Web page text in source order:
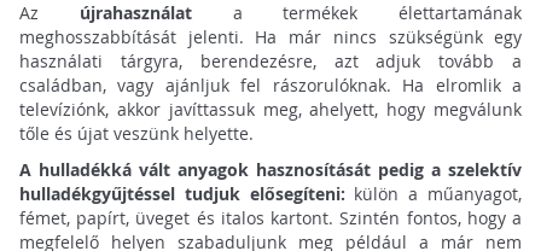
Az újrahasználata termékek élettartamának
meghosszabbítását jelenti. Ha már nincs szükségünk egy
használati tárgyra, berendezésre, azt adjuk tovább a
családban, vagy ajánljuk fel rászorulóknak. Ha elromlik a
televíziónk, akkor javíttassuk meg, ahelyett, hogy megválunk
tőle és újat veszünk helyette.
A hulladékká vált anyagok hasznosítását pedig a szelektív
hulladékgyűjtéssel tudjuk elősegíteni: külön a műanyagot,
fémet, papírt, üveget és italos kartont. Szintén fontos, hogy a
megfelelő helyen szabaduljunk meg például a már nem